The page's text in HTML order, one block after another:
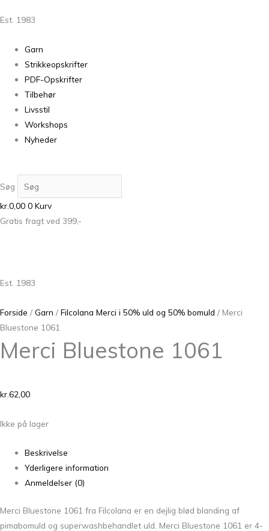
Est. 1983
Garn
Strikkeopskrifter
PDF-Opskrifter
Tilbehør
Livsstil
Workshops
Nyheder
Søg
kr.0,00 0 Kurv
Gratis fragt ved 399,-
Est. 1983
Forside / Garn / Filcolana Merci i 50% uld og 50% bomuld / Merci
Bluestone 1061
Merci Bluestone 1061
kr.62,00
Ikke på lager
Beskrivelse
Yderligere information
Anmeldelser (0)
Merci Bluestone 1061 fra Filcolana er en dejlig blød blanding af
pimabomuld og superwashbehandlet uld. Merci Bluestone 1061 er 4-